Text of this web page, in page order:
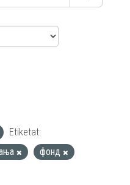
Etiketat:
фонд